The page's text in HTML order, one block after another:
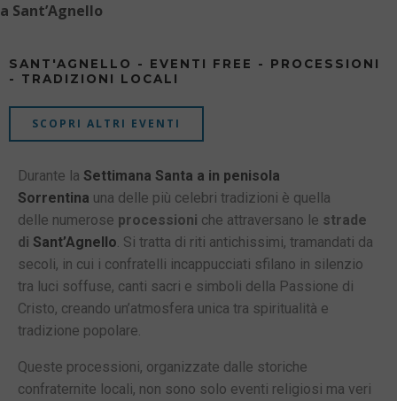
a Sant’Agnello
SANT'AGNELLO - EVENTI FREE - PROCESSIONI
- TRADIZIONI LOCALI
SCOPRI ALTRI EVENTI
Durante la Settimana Santa a in penisola
Sorrentina una delle più celebri tradizioni è quella
delle numerose processioni che attraversano le strade
di Sant’Agnello. Si tratta di riti antichissimi, tramandati da
secoli, in cui i confratelli incappucciati sfilano in silenzio
tra luci soffuse, canti sacri e simboli della Passione di
Cristo, creando un’atmosfera unica tra spiritualità e
tradizione popolare.
Queste processioni, organizzate dalle storiche
confraternite locali, non sono solo eventi religiosi ma veri